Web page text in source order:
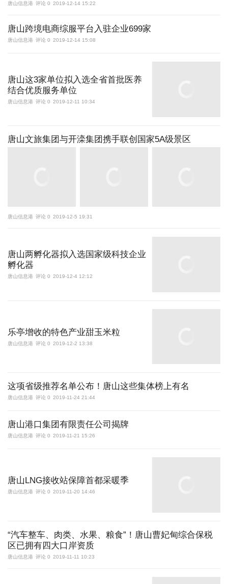
唐山信息港 评论 0 2019-12-14 15:22
唐山跨境电商综服平台入驻企业699家
唐山信息港 评论 0 2019-12-14 15:08
唐山这3家单位拟入选全省首批医养
结合优质服务单位
唐山信息港 评论 0 2019-12-11 10:34
唐山文旅集团与开滦集团携手联创国家5A级景区
唐山信息港 评论 0 2019-12-5 19:31
唐山两孵化器拟入选国家级科技企业
孵化器
唐山信息港 评论 0 2019-12-4 12:12
乐亭增收的特色产业甜玉米粒
唐山信息港 评论 0 2019-12-2 13:38
这项省级推荐名单公布！唐山这些集体榜上有名
唐山信息港 评论 0 2019-11-24 21:44
唐山港口集团有限责任公司揭牌
唐山信息港 评论 0 2019-11-21 15:26
唐山LNG接收站保障首都采暖季
唐山信息港 评论 0 2019-11-20 14:46
“汽车整车、肉类、水果、粮食”！唐山曹妃甸综合保税
区已拥有四大口岸资质
唐山信息港 评论 0 2019-11-11 10:23